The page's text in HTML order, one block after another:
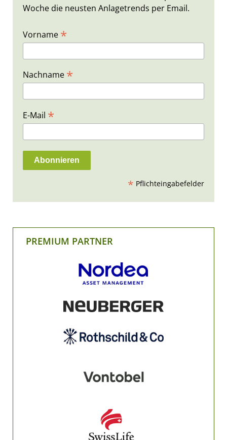
Woche die neusten Anlagetrends per Email.
Vorname *
Nachname *
E-Mail *
* Pflichteingabefelder
PREMIUM PARTNER